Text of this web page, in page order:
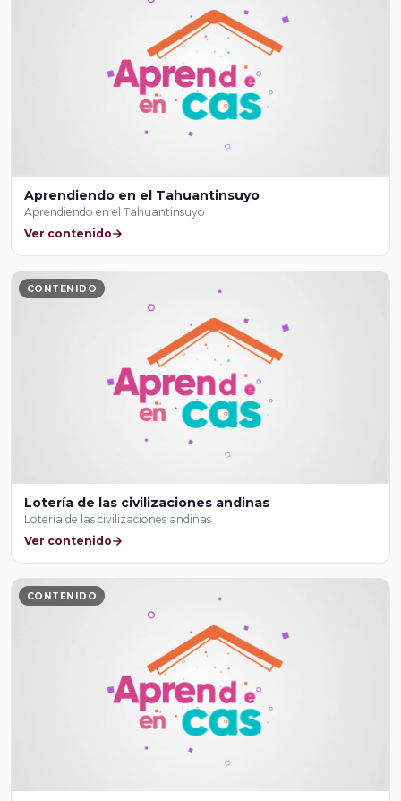
Aprendiendo en el Tahuantinsuyo
Aprendiendo en el Tahuantinsuyo
Ver contenido
CONTENIDO
Lotería de las civilizaciones andinas
Lotería de las civilizaciones andinas
Ver contenido
CONTENIDO